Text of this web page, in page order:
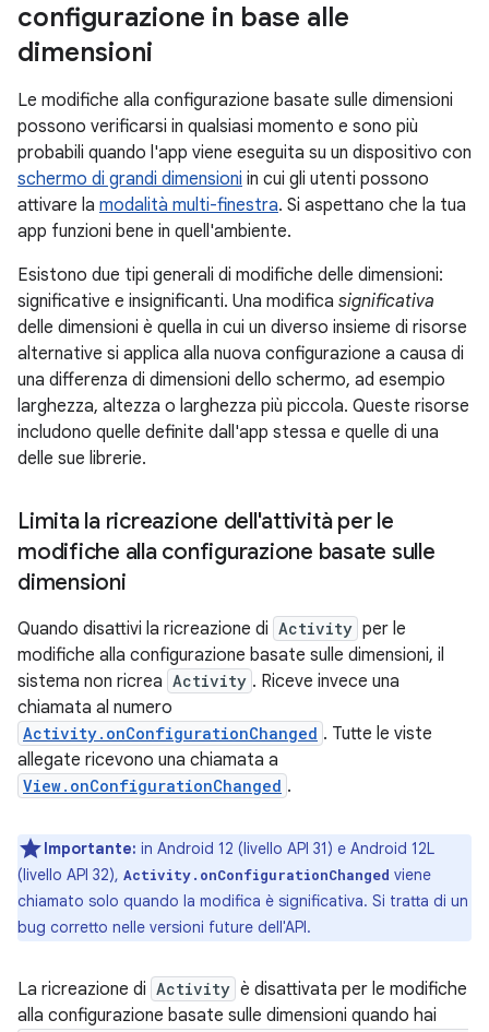
configurazione in base alle
dimensioni
Le modifiche alla configurazione basate sulle dimensioni
possono verificarsi in qualsiasi momento e sono più
probabili quando l'app viene eseguita su un dispositivo con
schermo di grandi dimensioni in cui gli utenti possono
attivare la modalità multi-finestra. Si aspettano che la tua
app funzioni bene in quell'ambiente.
Esistono due tipi generali di modifiche delle dimensioni:
significative e insignificanti. Una modifica significativa
delle dimensioni è quella in cui un diverso insieme di risorse
alternative si applica alla nuova configurazione a causa di
una differenza di dimensioni dello schermo, ad esempio
larghezza, altezza o larghezza più piccola. Queste risorse
includono quelle definite dall'app stessa e quelle di una
delle sue librerie.
Limita la ricreazione dell'attività per le
modifiche alla configurazione basate sulle
dimensioni
Quando disattivi la ricreazione di Activity per le
modifiche alla configurazione basate sulle dimensioni, il
sistema non ricrea Activity . Riceve invece una
chiamata al numero
Activity.onConfigurationChanged . Tutte le viste
allegate ricevono una chiamata a
View.onConfigurationChanged .
Importante: in Android 12 (livello API 31) e Android 12L
(livello API 32), Activity.onConfigurationChanged viene
chiamato solo quando la modifica è significativa. Si tratta di un
bug corretto nelle versioni future dell'API.
La ricreazione di Activity è disattivata per le modifiche
alla configurazione basate sulle dimensioni quando hai